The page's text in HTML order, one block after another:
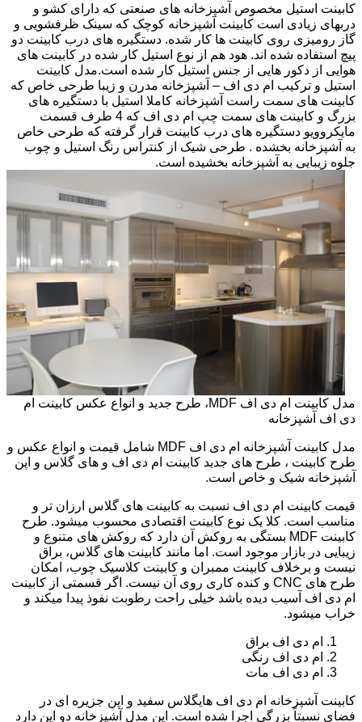
کابینت استیل مخصوص آشپزخانه های صنعتی که دارای کشو و
دربهای زیادی است کابینت آشپزخانه کوچک که سینک ظرفشویی و
گاز رومیزی روی کابینت ها کار شده. دستگیره های درب کابینت دو
پیچ استفاده شده اند. هود هم از نوع استیل کار شده در کابینت های
هوایی از دکور هایی از جنس استیل کار شده است.مدل کابینت
استیل و ترکیب ام دی اف – آشپزخانه مدرن و زیبا طرحی خاص که
کابینت های سمت راست آشپزخانه کاملا استیل با دستگیره های
بزرگ و کابینت های سمت چپ ام دی اف که 4 طرف قسمت
مایکروویو دستگیره های درب کابینت قرار گرفته که طرحی خاص
به آشپزخانه بخشده . طرحی شیک از کنتراس رنگ استیل و چوب
جلوه زیبایی به آشپزخانه بخشیده است.
مدل کابینت ام دی اف MDF، طرح جدید و انواع عکس کابینت ام
دی اف آشپزخانه
مدل کابینت آشپزخانه ام دی اف MDF شامل قیمت و انواع عکس و
طرح کابینت ، طرح های جدید کابینت ام دی اف و های گلاس و اپن
آشپزخانه شیک و خاص است.
قیمت کابینت ام دی اف نسبت به کابینت های گلاس ارزان تر و
مناسب است. کلا یک نوع کابینت اقتصادی محسوب میشود. طرح
کابینت MDF بستگی به روکش آن دارد که روکش های متنوع و
زیبایی در بازار موجود است. اما مانند کابینت های گلاس، براق
نیست و برخلاف کابینت ممبران و کابینت کلاسیک چوب، امکان
طرح های CNC و کنده کاری روی آن نیست. اگر قسمتی از کابینت
ام دی اف آسیب دیده باشد خیلی راحت رطوبت نفوذ پیدا میکند و
خراب میشود.
ام دی اف براق
ام دی اف رنگی
ام دی اف مات
کابینت آشپزخانه ام دی اف هایگلاس سفید و اپن جزیره ای در
فضای نسبتاً بزرگی اجرا شده است. این مدل آشپزخانه دو اپن دارد